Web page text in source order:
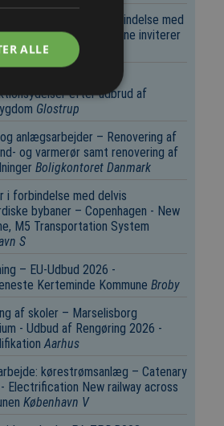
og anlægsarbejder i forbindelse med
– Svendborg Kommune inviterer
CALLSvendborg
efter udbrud af
Glostrup
anlægsarbejder – Renovering af
og varmerør samt renovering af
Boligkontoret Danmark
i forbindelse med delvis
bybaner – Copenhagen - New
M5 Transportation System
S
– EU-Udbud 2026 -
Kerteminde Kommune Broby
af skoler – Marselisborg
- Udbud af Rengøring 2026 -
Aarhus
kørestrømsanlæg – Catenary
Electrification New railway across
København V
ALLE